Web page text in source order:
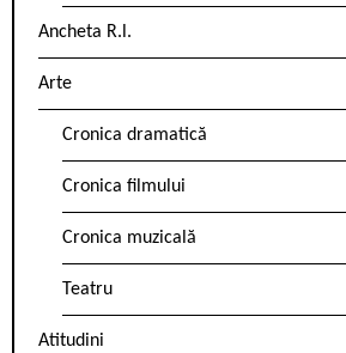
Ancheta R.l.
Arte
Cronica dramatică
Cronica filmului
Cronica muzicală
Teatru
Atitudini